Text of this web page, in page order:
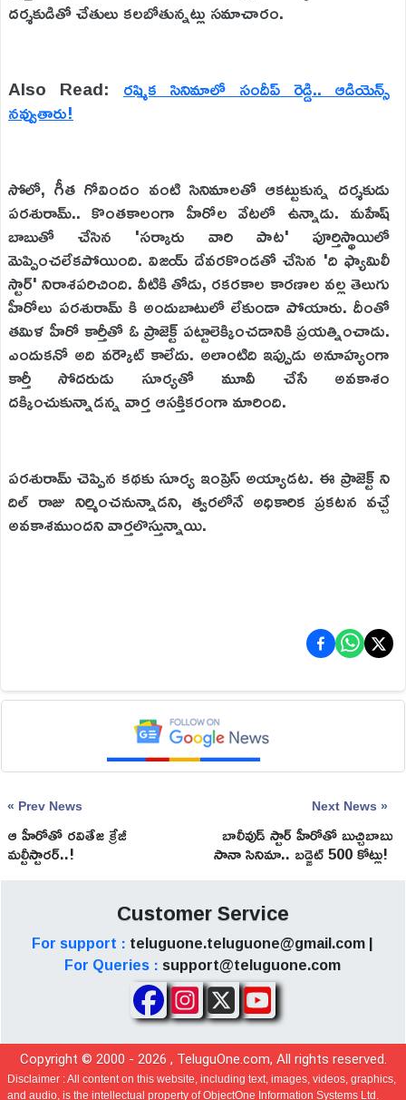
దర్శకుడితో చేతులు కలబోతున్నట్లు సమాచారం.
Also Read: రష్మిక సినిమాలో సందీప్ రెడ్డి.. ఆడియెన్స్
నవ్వుతారు!
సోలో, గీత గోవిందం వంటి సినిమాలతో ఆకట్టుకున్న దర్శకుడు
పరశురామ్.. కొంతకాలంగా హీరోల వేటలో ఉన్నాడు. మహేష్
బాబుతో చేసిన 'సర్కారు వారి పాట' పూర్తిస్థాయిలో
మెప్పించలేకపోయింది. విజయ్ దేవరకొండతో చేసిన 'ది ఫ్యామిలీ
స్టార్' నిరాశపరిచింది. వీటికి తోడు, రకరకాల కారణాల వల్ల తెలుగు
హీరోలు పరశురామ్ కి అందుబాటులో లేకుండా పోయారు. దీంతో
తమిళ హీరో కార్తీతో ఓ ప్రాజెక్ట్ పట్టాలెక్కించడానికి ప్రయత్నించాడు.
ఎందుకనో అది వర్కౌట్ కాలేదు. అలాంటిది ఇప్పుడు అనూహ్యంగా
కార్తీ సోదరుడు సూర్యతో మూవీ చేసే అవకాశం
దక్కించుకున్నాడన్న వార్త ఆసక్తికరంగా మారింది.
పరశురామ్ చెప్పిన కథకు సూర్య ఇంప్రెస్ అయ్యాడట. ఈ ప్రాజెక్ట్ ని
దిల్ రాజు నిర్మించనున్నాడని, త్వరలోనే అధికారిక ప్రకటన వచ్చే
అవకాశముందని వార్తలొస్తున్నాయి.
« Prev News
ఆ హీరోతో రవితేజ క్రేజీ
మల్టీస్టారర్..!
Next News »
బాలీవుడ్‌ స్టార్‌ హీరోతో బుచ్చిబాబు
సానా సినిమా.. బడ్జెట్‌ 500 కోట్లు!
Customer Service
For support : teluguone.teluguone@gmail.com |
For Queries : support@teluguone.com
Copyright © 2000 - 2026 , TeluguOne.com, All rights reserved.
Disclaimer :All content on this website, including text, images, videos, graphics,
and audio, is the intellectual property of ObjectOne Information Systems Ltd.